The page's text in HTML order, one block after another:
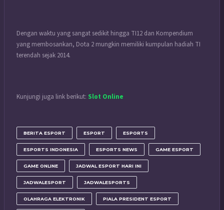
Dengan waktu yang sangat sedikit hingga TI12 dan Kompendium
yang membosankan, Dota 2 mungkin memiliki kumpulan hadiah TI
terendah sejak 2014.
Kunjungi juga link berikut: Slot Online
BERITA ESPORT ESPORT ESPORTS
ESPORTS INDONESIA ESPORTS NEWS GAME ESPORT
GAME ONLINE JADWAL ESPORT HARI INI
JADWALESPORT JADWALESPORTS
OLAHRAGA ELEKTRONIK PIALA PRESIDENT ESPORT